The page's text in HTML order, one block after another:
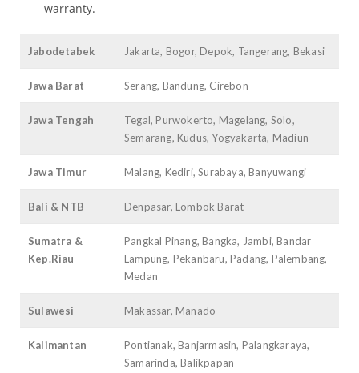
warranty.
Jabodetabek Jakarta, Bogor, Depok, Tangerang, Bekasi
Jawa Barat Serang, Bandung, Cirebon
Jawa Tengah
Tegal, Purwokerto, Magelang, Solo,
Semarang, Kudus, Yogyakarta, Madiun
Jawa Timur Malang, Kediri, Surabaya, Banyuwangi
Bali & NTB Denpasar, Lombok Barat
Sumatra &
Kep.Riau
Pangkal Pinang, Bangka, Jambi, Bandar
Lampung, Pekanbaru, Padang, Palembang,
Medan
Sulawesi Makassar, Manado
Kalimantan
Pontianak, Banjarmasin, Palangkaraya,
Samarinda, Balikpapan